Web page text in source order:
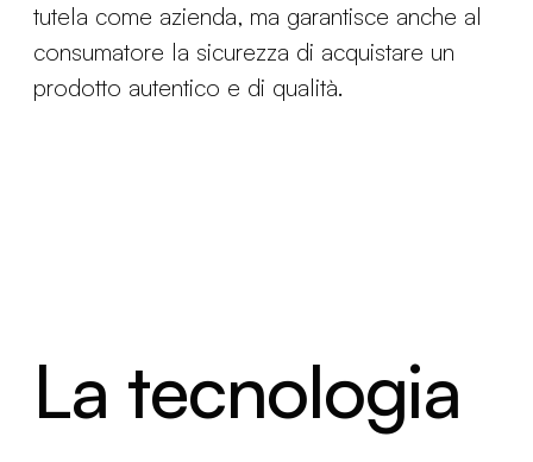
tutela come azienda, ma garantisce anche al
consumatore la sicurezza di acquistare un
prodotto autentico e di qualità.
La tecnologia